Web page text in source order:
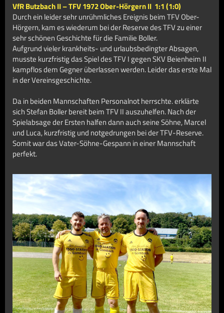
VfR Butzbach II – TFV 1972 Ober-Hörgern II 1:1 (1:0)
Durch ein leider sehr unrühmliches Ereignis beim TFV Ober-
Hörgern, kam es wiederum bei der Reserve des TFV zu einer
sehr schönen Geschichte für die Familie Boller.
Aufgrund vieler krankheits- und urlaubsbedingter Absagen,
musste kurzfristig das Spiel des TFV I gegen SKV Beienheim II
kampflos dem Gegner überlassen werden. Leider das erste Mal
in der Vereinsgeschichte.
Da in beiden Mannschaften Personalnot herrschte. erklärte
sich Stefan Boller bereit beim TFV II auszuhelfen. Nach der
Spielabsage der Ersten halfen dann auch seine Söhne, Marcel
und Luca, kurzfristig und notgedrungen bei der TFV-Reserve.
Somit war das Vater-Söhne-Gespann in einer Mannschaft
perfekt.